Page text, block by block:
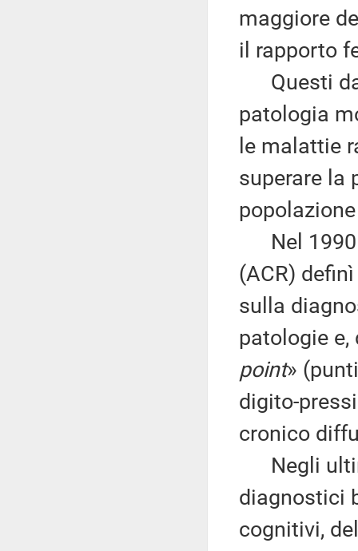
maggiore
il rapporto
Questi
patologia
le malattie
superare la
Nel 1990
(ACR)
sulla
patologie
point»
digito-
cronico
Negli
diagnostici
cognitivi,